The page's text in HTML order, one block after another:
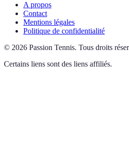
A propos
Contact
Mentions légales
Politique de confidentialité
© 2026 Passion Tennis. Tous droits
Certains liens sont des liens affiliés.